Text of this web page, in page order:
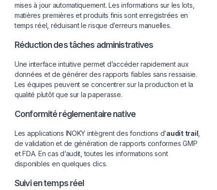
mises à jour automatiquement. Les informations sur les lots,
matières premières et produits finis sont enregistrées en
temps réel, réduisant le risque d’erreurs manuelles.
Réduction des tâches administratives
Une interface intuitive permet d’accéder rapidement aux
données et de générer des rapports fiables sans ressaisie.
Les équipes peuvent se concentrer sur la production et la
qualité plutôt que sur la paperasse.
Conformité réglementaire native
Les applications INOKY intègrent des fonctions d’audit trail
de validation et de génération de rapports conformes GMP
et FDA. En cas d’audit, toutes les informations sont
disponibles en quelques clics.
Suivi en temps réel